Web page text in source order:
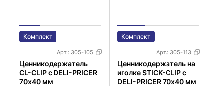
Комплект
Арт.: 305-105
Ценникодержатель
CL-CLIP с DELI-PRICER
70х40 мм
Комплект
Арт.: 305-113
Ценникодержатель на
иголке STICK-CLIP с
DELI-PRICER 70х40 мм